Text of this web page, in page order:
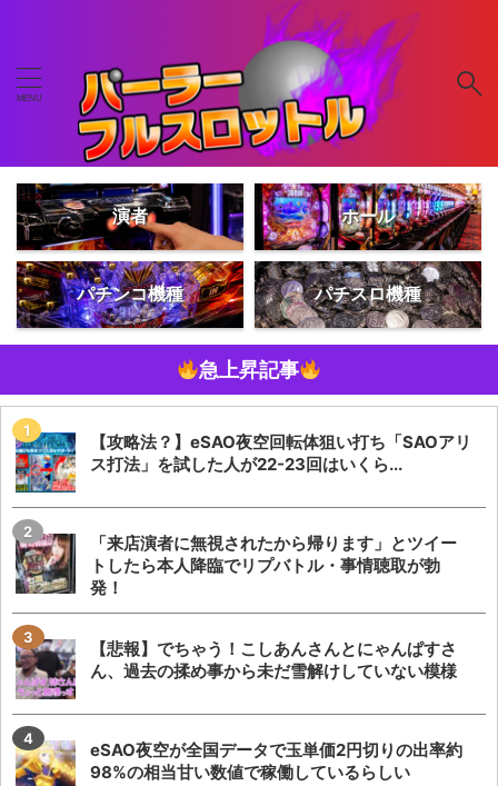
演者 ホール
パチンコ機種 パチスロ機種
急上昇記事
【攻略法？】eSAO夜空回転体狙い打ち「SAOアリ
ス打法」を試した人が22-23回はいくら...
「来店演者に無視されたから帰ります」とツイー
トしたら本人降臨でリプバトル・事情聴取が勃
発！
【悲報】でちゃう！こしあんさんとにゃんぱすさ
ん、過去の揉め事から未だ雪解けしていない模様
eSAO夜空が全国データで玉単価2円切りの出率約
98%の相当甘い数値で稼働しているらしい